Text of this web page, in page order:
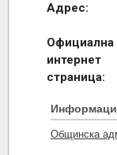
Адрес:
Официална
интернет
страница: